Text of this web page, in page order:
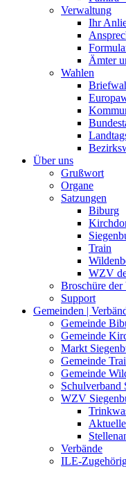
Verwaltung
Ihr
Ämter
Wahlen
Über uns
Grußwort
Organe
Satzungen
Biburg
Train
WZV
Broschüre der
Support
Gemeinden |
Gemeinde
Gemeinde
Markt
Gemeinde
Gemeinde
Schulverband
WZV
Verbände
ILE-